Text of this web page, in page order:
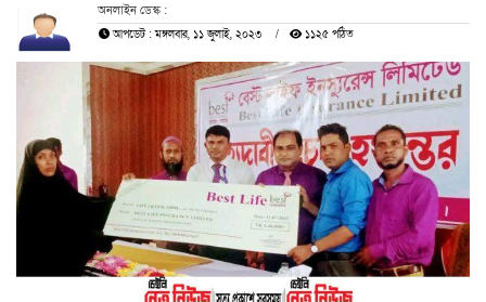
অনলাইন ডেস্ক :
আপডেট : মঙ্গলবার, ১১ জুলাই, ২০২৩ ১১২৫ পঠিত